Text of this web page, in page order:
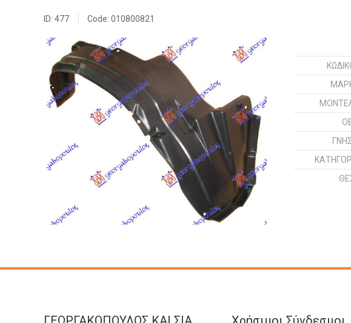
ID: 477 Code: 010800821